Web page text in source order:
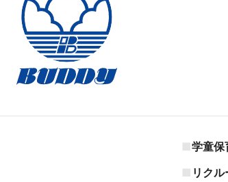
学童保
リクル